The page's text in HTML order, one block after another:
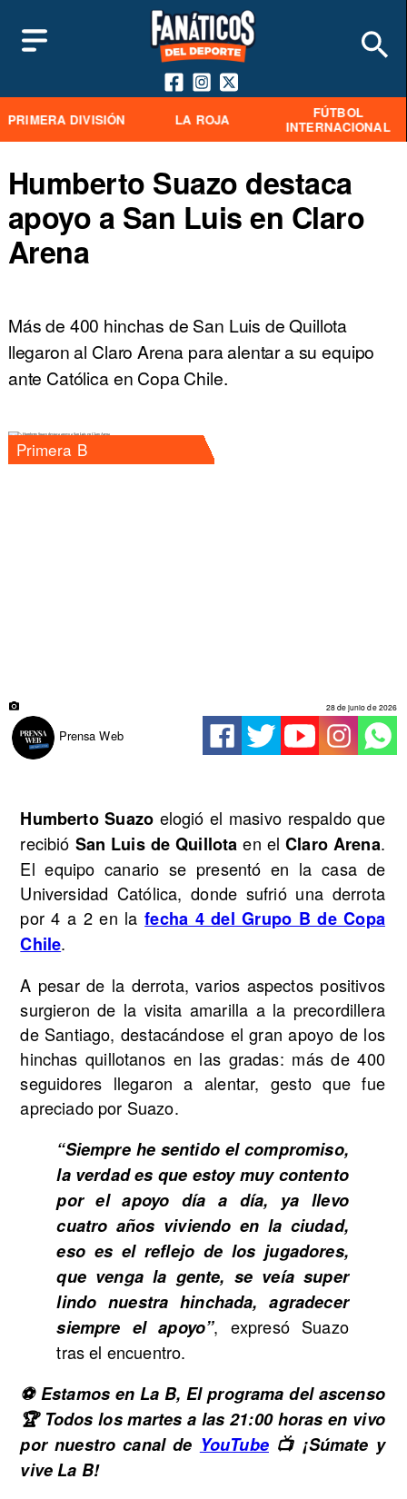
PRIMERA DIVISIÓN LA ROJA
FÚTBOL
INTERNACIONAL
Humberto Suazo destaca
apoyo a San Luis en Claro
Arena
Más de 400 hinchas de San Luis de Quillota
llegaron al Claro Arena para alentar a su equipo
ante Católica en Copa Chile.
Primera B
Prensa Web
28 de junio de 2026
Humberto Suazo elogió el masivo respaldo que
recibió San Luis de Quillota en elClaro Arena.
El equipo canario se presentó en la casa de
Universidad Católica, donde sufrió una derrota
por 4 a 2 en lafecha 4 del Grupo B de Copa
Chile.
A pesar de la derrota, varios aspectos positivos
surgieron de la visita amarilla a la precordillera
de Santiago, destacándose el gran apoyo de los
hinchas quillotanos en las gradas: más de 400
seguidores llegaron a alentar, gesto que fue
apreciado por Suazo.
“Siempre he sentido el compromiso,
la verdad es que estoy muy contento
por el apoyo día a día, ya llevo
cuatro años viviendo en la ciudad,
eso es el reflejo de los jugadores,
que venga la gente, se veía super
lindo nuestra hinchada, agradecer
siempre el apoyo”, expresó Suazo
tras el encuentro.
⚽ Estamos en La B, El programa del ascenso
🏆 Todos los martes a las 21:00 horas en vivo
por nuestro canal de YouTube 📺 ¡Súmate y
vive La B!